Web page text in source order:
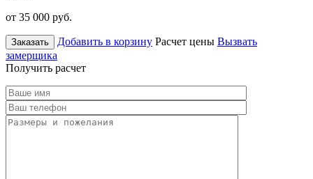
от 35 000 руб.
Заказать Добавить в корзину Расчет цены Вызвать
замерщика
Получить расчет